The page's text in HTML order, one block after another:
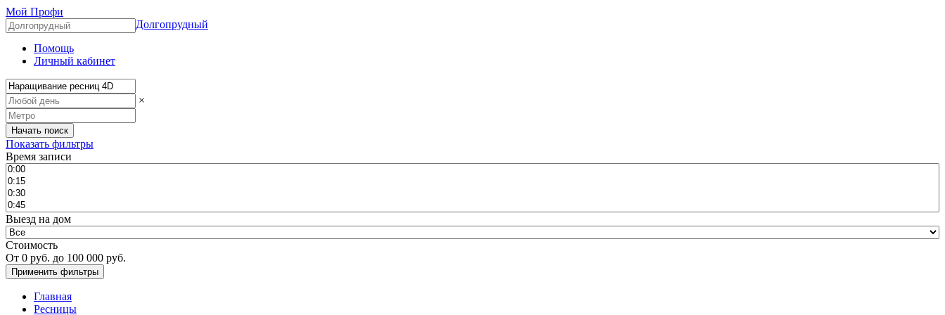
Мой Профи
Долгопрудный
Помощь
Личный кабинет
×
Показать фильтры
Время записи
Выезд на дом
Стоимость
От 0 руб. до 100 000 руб.
Главная
Ресницы